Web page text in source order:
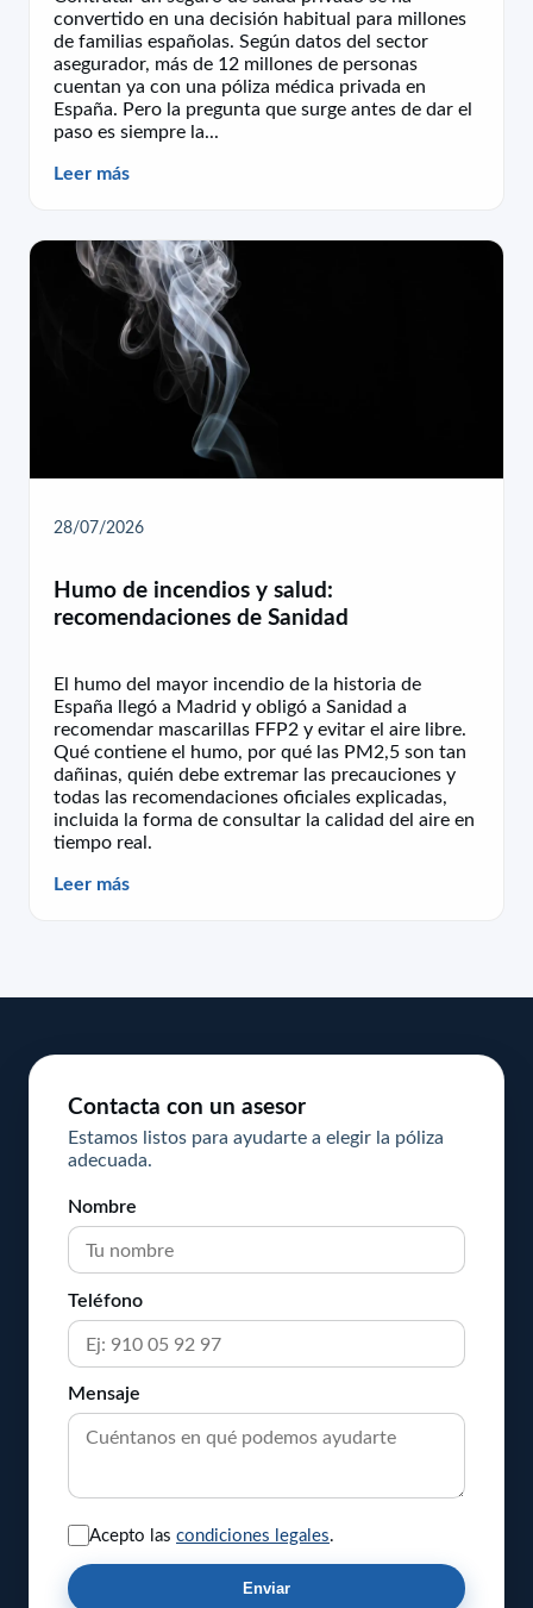
convertido en una decisión habitual para millones
de familias españolas. Según datos del sector
asegurador, más de 12 millones de personas
cuentan ya con una póliza médica privada en
España. Pero la pregunta que surge antes de dar el
paso es siempre la...
Leer más
28/07/2026
Humo de incendios y salud:
recomendaciones de Sanidad
El humo del mayor incendio de la historia de
España llegó a Madrid y obligó a Sanidad a
recomendar mascarillas FFP2 y evitar el aire libre.
Qué contiene el humo, por qué las PM2,5 son tan
dañinas, quién debe extremar las precauciones y
todas las recomendaciones oficiales explicadas,
incluida la forma de consultar la calidad del aire en
tiempo real.
Leer más
Contacta con un asesor
Estamos listos para ayudarte a elegir la póliza
adecuada.
Nombre
Teléfono
Mensaje
Acepto las condiciones legales.
Enviar